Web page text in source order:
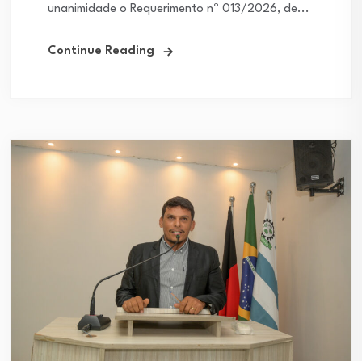
unanimidade o Requerimento nº 013/2026, de...
Continue Reading